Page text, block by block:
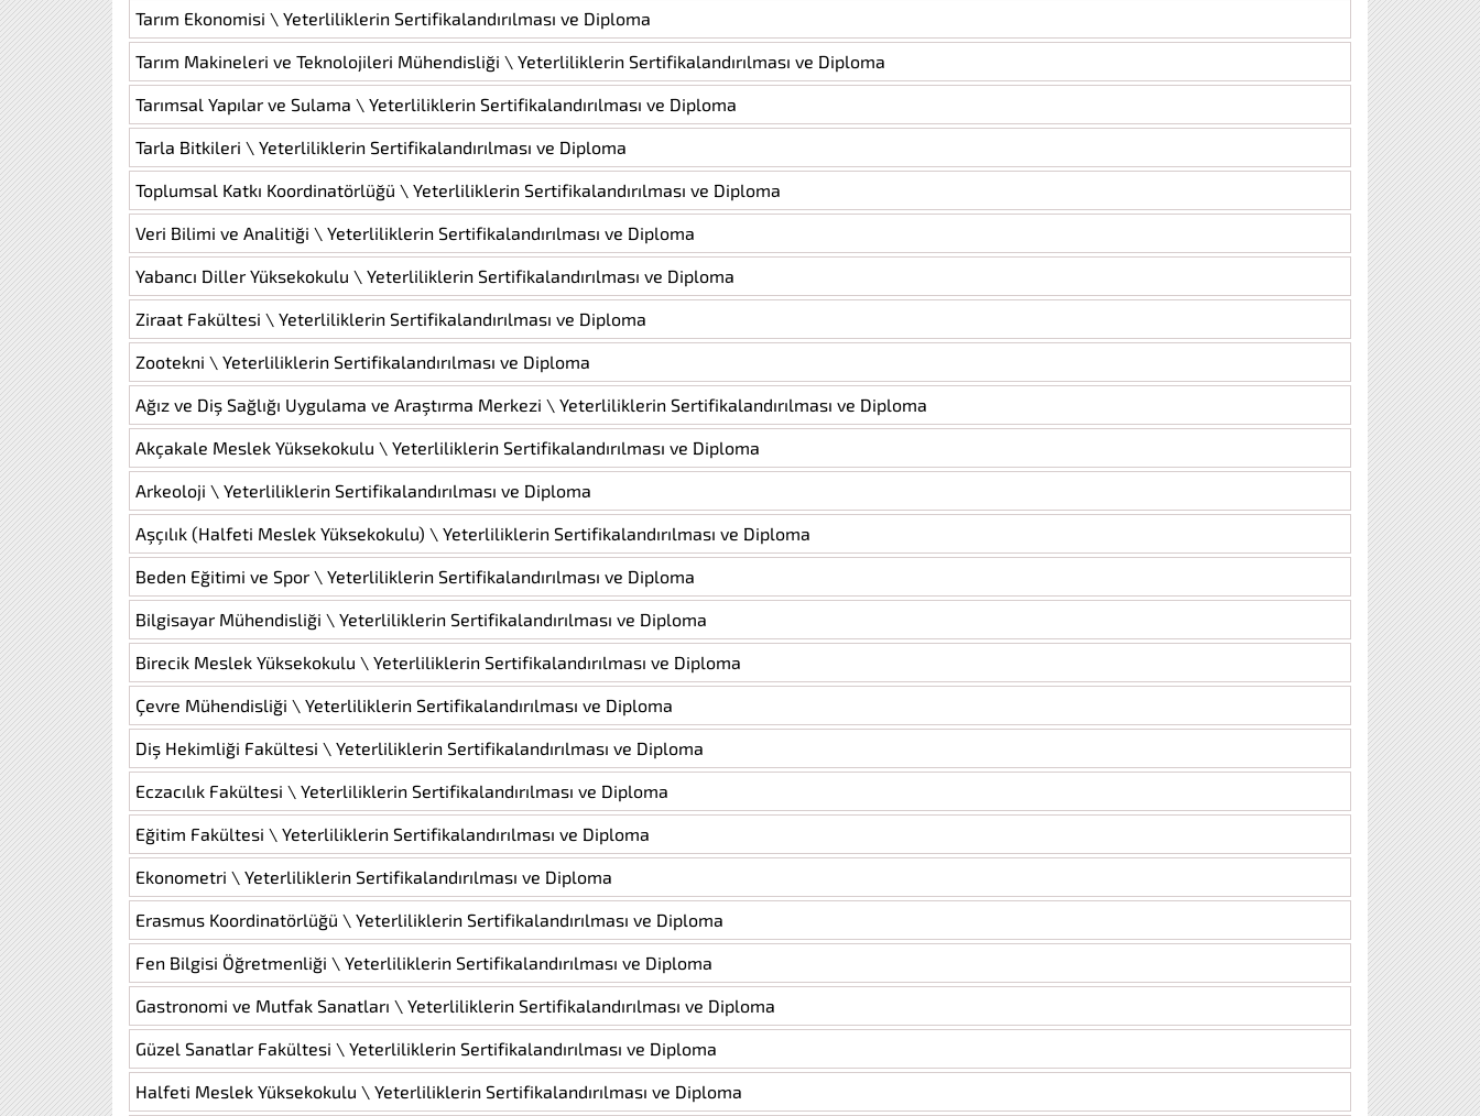
Tarım Ekonomisi \ Yeterliliklerin Sertifikalandırılması ve Diploma
Tarım Makineleri ve Teknolojileri Mühendisliği \ Yeterliliklerin Sertifikalandırılması ve Diploma
Tarımsal Yapılar ve Sulama \ Yeterliliklerin Sertifikalandırılması ve Diploma
Tarla Bitkileri \ Yeterliliklerin Sertifikalandırılması ve Diploma
Toplumsal Katkı Koordinatörlüğü \ Yeterliliklerin Sertifikalandırılması ve Diploma
Veri Bilimi ve Analitiği \ Yeterliliklerin Sertifikalandırılması ve Diploma
Yabancı Diller Yüksekokulu \ Yeterliliklerin Sertifikalandırılması ve Diploma
Ziraat Fakültesi \ Yeterliliklerin Sertifikalandırılması ve Diploma
Zootekni \ Yeterliliklerin Sertifikalandırılması ve Diploma
Ağız ve Diş Sağlığı Uygulama ve Araştırma Merkezi \ Yeterliliklerin Sertifikalandırılması ve Diploma
Akçakale Meslek Yüksekokulu \ Yeterliliklerin Sertifikalandırılması ve Diploma
Arkeoloji \ Yeterliliklerin Sertifikalandırılması ve Diploma
Aşçılık (Halfeti Meslek Yüksekokulu) \ Yeterliliklerin Sertifikalandırılması ve Diploma
Beden Eğitimi ve Spor \ Yeterliliklerin Sertifikalandırılması ve Diploma
Bilgisayar Mühendisliği \ Yeterliliklerin Sertifikalandırılması ve Diploma
Birecik Meslek Yüksekokulu \ Yeterliliklerin Sertifikalandırılması ve Diploma
Çevre Mühendisliği \ Yeterliliklerin Sertifikalandırılması ve Diploma
Diş Hekimliği Fakültesi \ Yeterliliklerin Sertifikalandırılması ve Diploma
Eczacılık Fakültesi \ Yeterliliklerin Sertifikalandırılması ve Diploma
Eğitim Fakültesi \ Yeterliliklerin Sertifikalandırılması ve Diploma
Ekonometri \ Yeterliliklerin Sertifikalandırılması ve Diploma
Erasmus Koordinatörlüğü \ Yeterliliklerin Sertifikalandırılması ve Diploma
Fen Bilgisi Öğretmenliği \ Yeterliliklerin Sertifikalandırılması ve Diploma
Gastronomi ve Mutfak Sanatları \ Yeterliliklerin Sertifikalandırılması ve Diploma
Güzel Sanatlar Fakültesi \ Yeterliliklerin Sertifikalandırılması ve Diploma
Halfeti Meslek Yüksekokulu \ Yeterliliklerin Sertifikalandırılması ve Diploma